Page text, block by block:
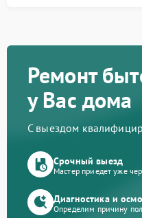
Ремонт
у Вас дома
С выездом
Срочный выезд
Мастер приедет уже
Диагностика и
Определим причину